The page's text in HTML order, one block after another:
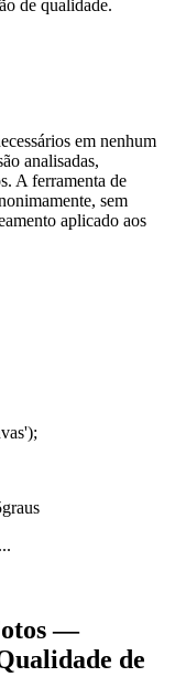
de qualidade.
em nenhum
analisadas,
A ferramenta de
sem
aplicado aos
);
—
de